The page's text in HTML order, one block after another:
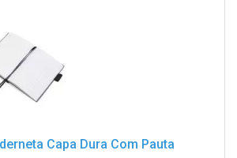
Capa Dura Com Pauta